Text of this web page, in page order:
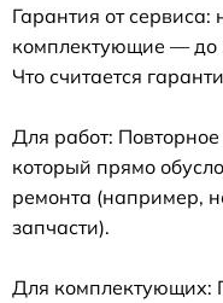
Гарантия от
комплектующие — до
Что считается
Для работ:
который прямо
ремонта (например,
запчасти).
Для комплектующих: